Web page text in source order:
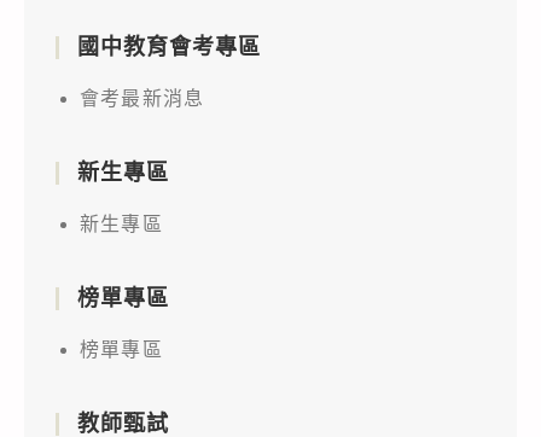
國中教育會考專區
會考最新消息
新生專區
新生專區
榜單專區
榜單專區
教師甄試